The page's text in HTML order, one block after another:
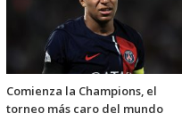
Comienza la Champions, el
torneo más caro del mundo